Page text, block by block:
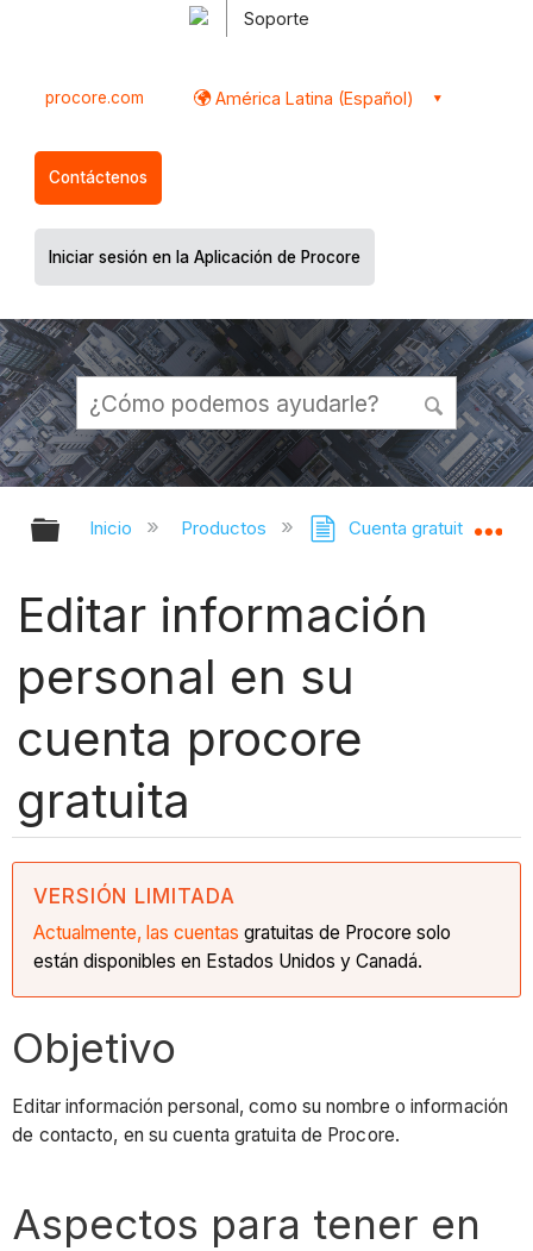
Soporte
procore.com América Latina (Español)
Contáctenos
Iniciar sesión en la Aplicación de Procore
Expandir/contraer jerarquía global
Inicio Productos Cuenta gratuita de
Editar información
personal en su
cuenta procore
gratuita
VERSIÓN LIMITADA
Actualmente, las cuentas gratuitas de Procore solo
están disponibles en Estados Unidos y Canadá.
Objetivo
Editar información personal, como su nombre o información
de contacto, en su cuenta gratuita de Procore.
Aspectos para tener en